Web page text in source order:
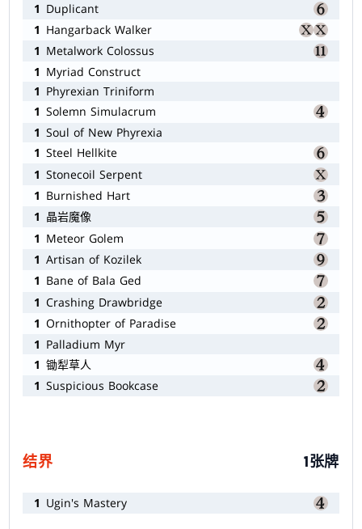
1 Duplicant
1 Hangarback Walker
1 Metalwork Colossus
1 Myriad Construct
1 Phyrexian Triniform
1 Solemn Simulacrum
1 Soul of New Phyrexia
1 Steel Hellkite
1 Stonecoil Serpent
1 Burnished Hart
1 晶岩魔像
1 Meteor Golem
1 Artisan of Kozilek
1 Bane of Bala Ged
1 Crashing Drawbridge
1 Ornithopter of Paradise
1 Palladium Myr
1 锄犁草人
1 Suspicious Bookcase
结界 1张牌
1 Ugin's Mastery